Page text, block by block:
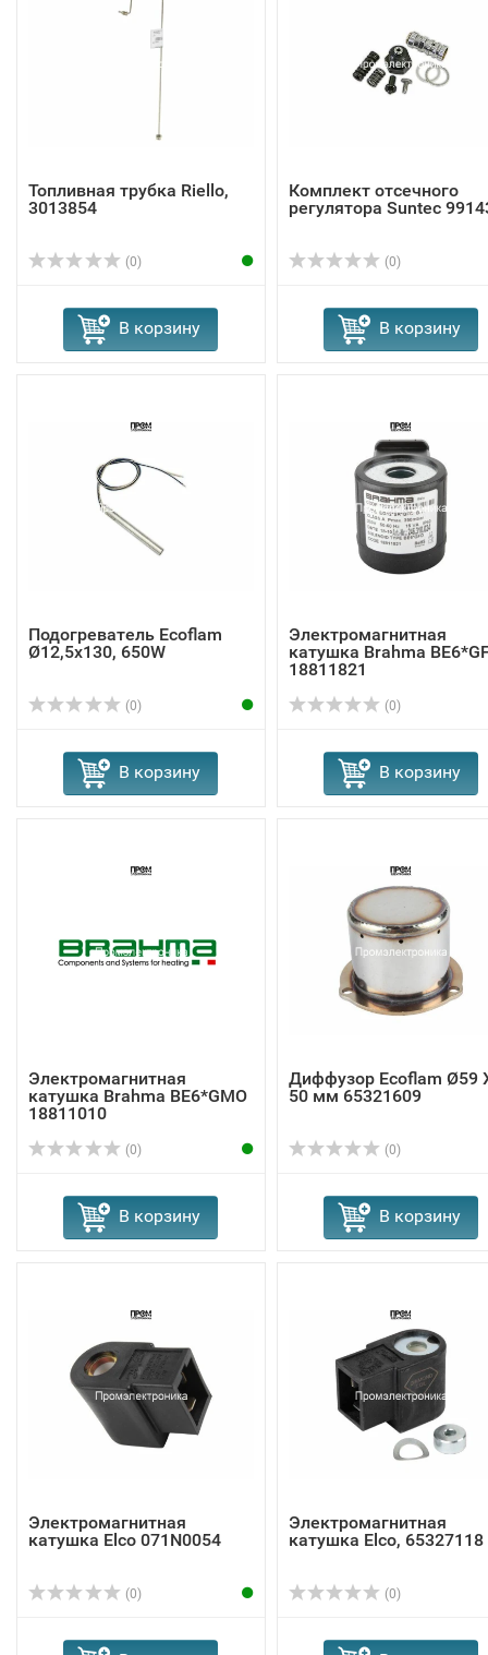
Топливная трубка Riello,
3013854
(0)
В корзину
Комплект отсечного
регулятора Suntec
(0)
В корзину
Подогреватель Ecoflam
Ø12,5x130, 650W
(0)
В корзину
Электромагнитная
катушка Brahma
18811821
(0)
В корзину
Электромагнитная
катушка Brahma BE6*GMO
18811010
(0)
В корзину
Диффузор Ecoflam Ø59
50 мм 65321609
(0)
В корзину
Электромагнитная
катушка Elco 071N0054
(0)
Электромагнитная
катушка Elco, 65327118
(0)